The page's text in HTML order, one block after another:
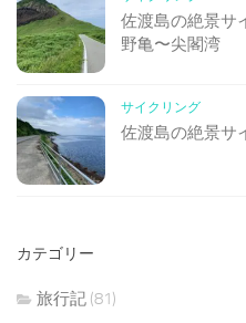
佐渡島の絶景サ
野亀〜尖閣湾
サイクリング
佐渡島の絶景サ
カテゴリー
旅行記 (81)